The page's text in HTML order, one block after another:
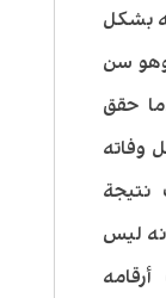
بشكل
سن
حقق
وفاته
نتيجة
ليس